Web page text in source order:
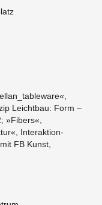
Leichtbau: Form –
»Fibers«,
Interaktion-
FB Kunst,